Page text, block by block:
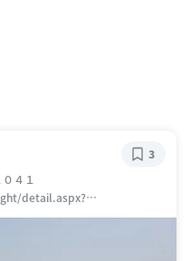
４１
detail.aspx?
3